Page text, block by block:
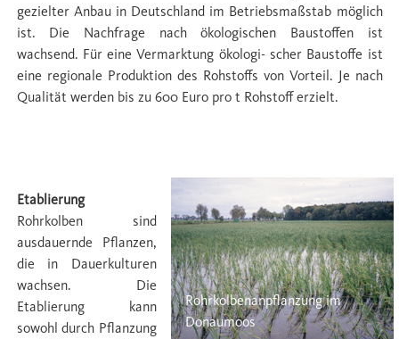
gezielter Anbau in Deutschland im Betriebsmaßstab möglich
ist. Die Nachfrage nach ökologischen Baustoffen ist
wachsend. Für eine Vermarktung ökologi- scher Baustoffe ist
eine regionale Produktion des Rohstoffs von Vorteil. Je nach
Qualität werden bis zu 600 Euro pro t Rohstoff erzielt.
Rohrkolbenanpflanzung im
Donaumoos
Etablierung
Rohrkolben sind
ausdauernde Pﬂanzen,
die in Dauerkulturen
wachsen. Die
Etablierung kann
sowohl durch Pﬂanzung